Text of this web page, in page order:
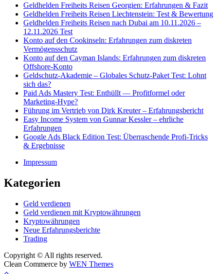
Geldhelden Freiheits Reisen Georgien: Erfahrungen & Fazit
Geldhelden Freiheits Reisen Liechtenstein: Test & Bewertung
Geldhelden Freiheits Reisen nach Dubai am 10.11.2026 –
12.11.2026 Test
Konto auf den Cookinseln: Erfahrungen zum diskreten
Vermögensschutz
Konto auf den Cayman Islands: Erfahrungen zum diskreten
Offshore-Konto
Geldschutz-Akademie – Globales Schutz-Paket Test: Lohnt
sich das?
Paid Ads Mastery Test: Enthüllt — Profitformel oder
Marketing-Hype?
Führung im Vertrieb von Dirk Kreuter – Erfahrungsbericht
Easy Income System von Gunnar Kessler – ehrliche
Erfahrungen
Google Ads Black Edition Test: Überraschende Profi-Tricks
& Ergebnisse
Impressum
Kategorien
Geld verdienen
Geld verdienen mit Kryptowährungen
Kryptowährungen
Neue Erfahrungsberichte
Trading
Copyright © All rights reserved.
Clean Commerce by WEN Themes